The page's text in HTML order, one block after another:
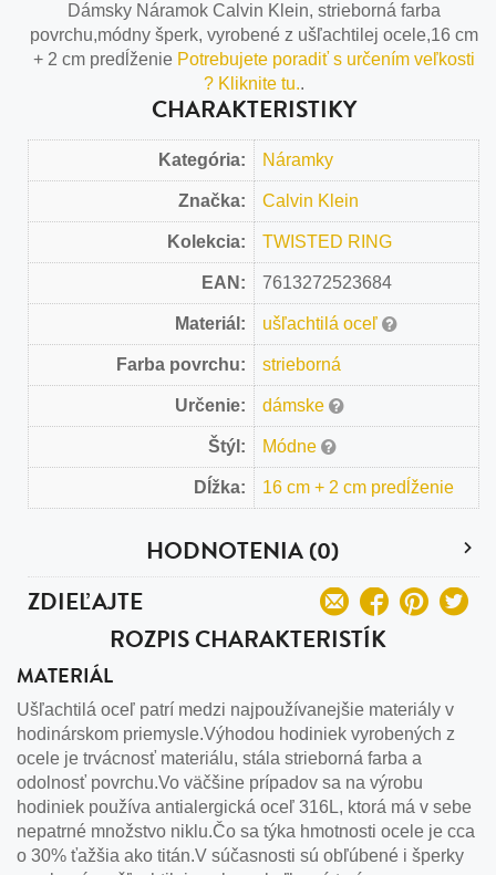
Dámsky Náramok Calvin Klein, strieborná farba
povrchu,módny šperk, vyrobené z ušľachtilej ocele,16 cm
+ 2 cm predĺženie Potrebujete poradiť s určením veľkosti
? Kliknite tu..
CHARAKTERISTIKY
Kategória: Náramky
Značka: Calvin Klein
Kolekcia: TWISTED RING
EAN: 7613272523684
Materiál: ušľachtilá oceľ
Farba povrchu: strieborná
Určenie: dámske
Štýl: Módne
Dĺžka: 16 cm + 2 cm predĺženie
HODNOTENIA (0)
ZDIEĽAJTE
ROZPIS CHARAKTERISTÍK
MATERIÁL
Ušľachtilá oceľ patrí medzi najpoužívanejšie materiály v
hodinárskom priemysle.Výhodou hodiniek vyrobených z
ocele je trvácnosť materiálu, stála strieborná farba a
odolnosť povrchu.Vo väčšine prípadov sa na výrobu
hodiniek používa antialergická oceľ 316L, ktorá má v sebe
nepatrné množstvo niklu.Čo sa týka hmotnosti ocele je cca
o 30% ťažšia ako titán.V súčasnosti sú obľúbené i šperky